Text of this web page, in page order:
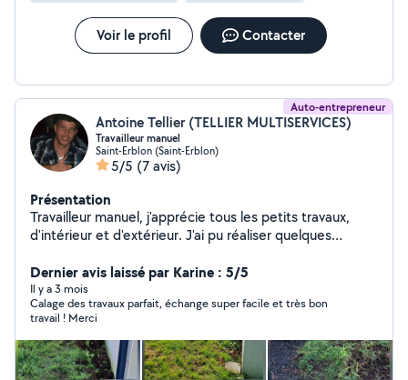
Voir le profil Contacter
Auto-entrepreneur
Antoine Tellier (TELLIER MULTISERVICES)
Travailleur manuel
Saint-Erblon (Saint-Erblon)
5/5 (7 avis)
Présentation
Travailleur manuel, j'apprécie tous les petits travaux,
d'intérieur et d'extérieur. J'ai pu réaliser quelques
en palettes, escaliers, carrelage, placo, etc. J'apprécie
toucher un peu à tout. Et j'aime rendre service.
Dernier avis laissé par Karine : 5/5
Il y a 3 mois
Calage des travaux parfait, échange super facile et très bon
travail ! Merci